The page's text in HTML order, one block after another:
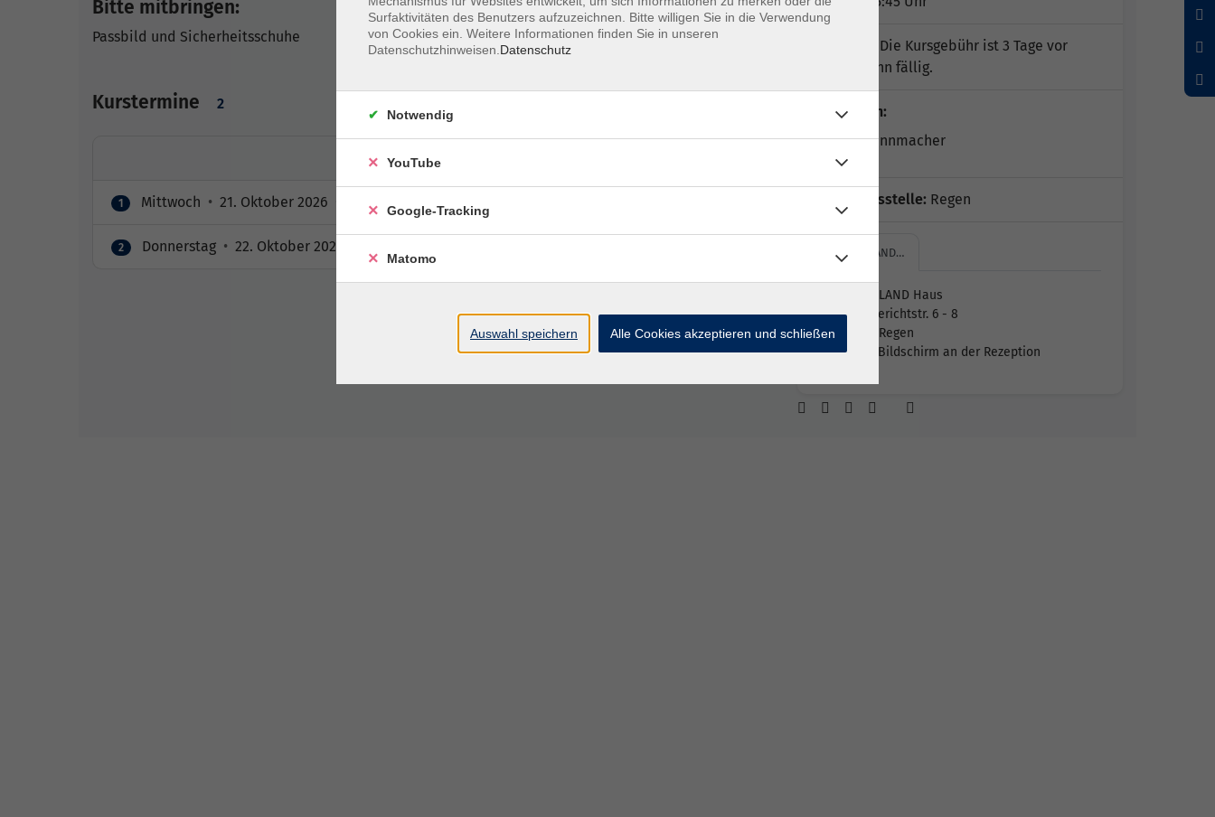
Bitte mitbringen:
Passbild und Sicherheitsschuhe
Kurstermine 2
1 Mittwoch • 21. Oktober 2026 08:00 – 15:45 Uhr
2 Donnerstag • 22. Oktober 2026
Die Kursgebühr ist 3 Tage vor
Kursbeginn fällig.
Dozent*in:
Josef Spannmacher
Geschäftsstelle: Regen
ARBERLAND…
ARBERLAND Haus
Amtsgerichtstr. 6 - 8
94209 Regen
siehe Bildschirm an der Rezeption
Surfaktivitäten des Benutzers aufzuzeichnen. Bitte willigen Sie in die Verwendung
von Cookies ein. Weitere Informationen finden Sie in unseren
Datenschutzhinweisen. Datenschutz
Notwendig
YouTube
Google-Tracking
Matomo
Auswahl speichern Alle Cookies akzeptieren und schließen